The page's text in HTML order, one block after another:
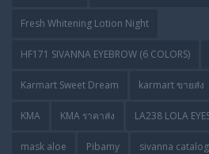
Fresh Whitening Lotion Night
HF171 SIVANNA EYEBROW (6 COLORS)
Karmart Sweet Dream karmart ขายส่ง
KMA KMA ราคาส่ง LA238 LOLA
mask aloe Pibamy sivanna catalog